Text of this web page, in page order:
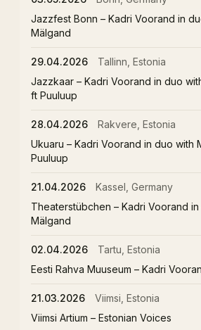
Jazzfest Bonn – Kadri Voorand in
Mälgand
29.04.2026
Tallinn, Estonia
Jazzkaar – Kadri Voorand in duo
ft Puuluup
28.04.2026
Rakvere, Estonia
Ukuaru – Kadri Voorand in duo with
Puuluup
21.04.2026
Kassel, Germany
Theaterstübchen – Kadri Voorand
Mälgand
02.04.2026
Tartu, Estonia
Eesti Rahva Muuseum – Kadri
21.03.2026
Viimsi, Estonia
Viimsi Artium – Estonian Voices